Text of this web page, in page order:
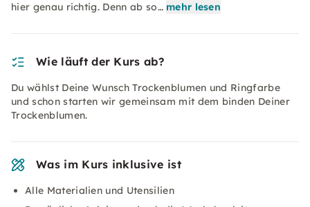
hier genau richtig. Denn ab so… mehr lesen
Wie läuft der Kurs ab?
Du wählst Deine Wunsch Trockenblumen und Ringfarbe
und schon starten wir gemeinsam mit dem binden Deiner
Trockenblumen.
Was im Kurs inklusive ist
Alle Materialien und Utensilien